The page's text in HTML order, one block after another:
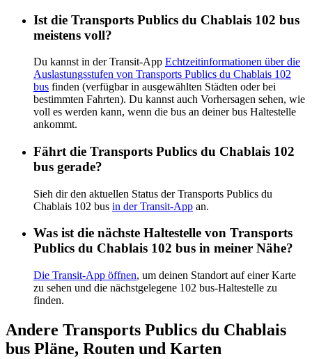
Ist die Transports Publics du Chablais 102 bus
meistens voll?
Du kannst in der Transit-App Echtzeitinformationen über die
Auslastungsstufen von Transports Publics du Chablais 102
bus finden (verfügbar in ausgewählten Städten oder bei
bestimmten Fahrten). Du kannst auch Vorhersagen sehen, wie
voll es werden kann, wenn die bus an deiner bus Haltestelle
ankommt.
Fährt die Transports Publics du Chablais 102
bus gerade?
Sieh dir den aktuellen Status der Transports Publics du
Chablais 102 bus in der Transit-App an.
Was ist die nächste Haltestelle von Transports
Publics du Chablais 102 bus in meiner Nähe?
Die Transit-App öffnen, um deinen Standort auf einer Karte
zu sehen und die nächstgelegene 102 bus-Haltestelle zu
finden.
Andere Transports Publics du Chablais
bus Pläne, Routen und Karten